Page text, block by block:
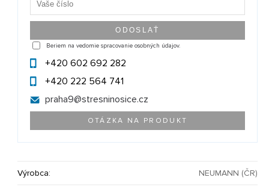
Beriem na vedomie spracovanie osobných údajov.
+420 602 692 282
+420 222 564 741
praha9@stresninosice.cz
OTÁZKA NA PRODUKT
Výrobca: NEUMANN (ČR)